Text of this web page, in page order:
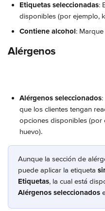
Etiquetas seleccionadas:
disponibles (por ejemplo,
Contiene alcohol:
Alérgenos
Alérgenos seleccionados
que los clientes tengan
opciones disponibles (por
huevo).
Aunque la sección de
puede aplicar la etiqueta
Etiquetas, la cual está
Alérgenos seleccionados